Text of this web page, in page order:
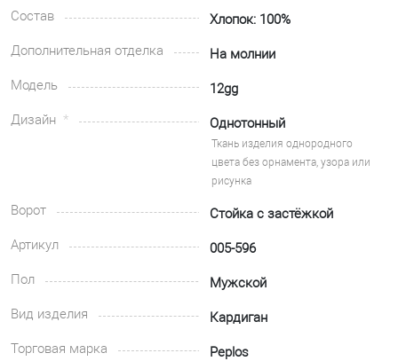
Состав
Хлопок: 100%
Дополнительная отделка
На молнии
Модель
12gg
Дизайн
Однотонный
Ткань изделия однородного
цвета без орнамента, узора или
рисунка
Ворот
Стойка с застёжкой
Артикул
005-596
Пол
Мужской
Вид изделия
Кардиган
Торговая марка
Peplos